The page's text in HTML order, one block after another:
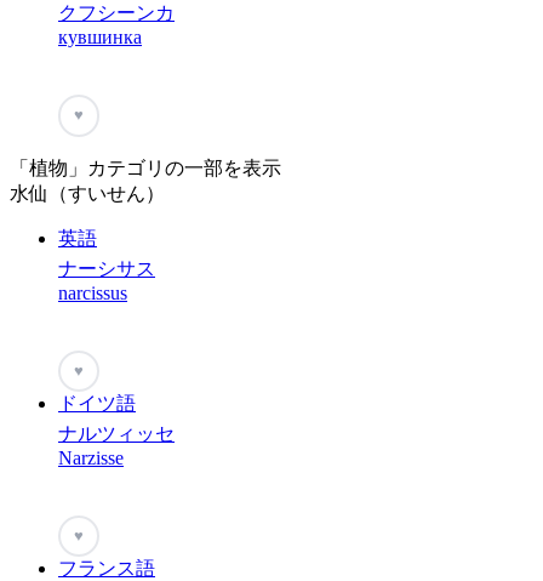
クフシーンカ
кувшинка
♥
「植物」カテゴリの一部を表示
水仙（すいせん）
英語
ナーシサス
narcissus
♥
ドイツ語
ナルツィッセ
Narzisse
♥
フランス語